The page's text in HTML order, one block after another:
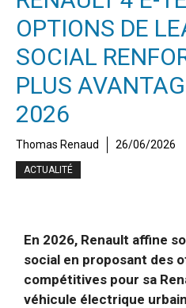
OPTIONS DE
SOCIAL
PLUS
2026
Thomas Renaud 26/06/2026
ACTUALITÉ
En 2026, Renault affine
social en proposant des
compétitives pour sa
véhicule électrique